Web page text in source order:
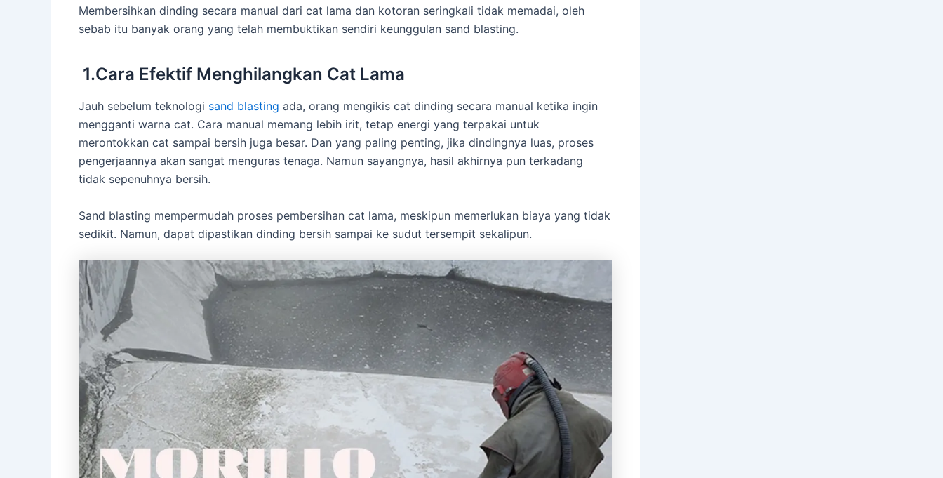
Membersihkan dinding secara manual dari cat lama dan kotoran seringkali tidak memadai, oleh
sebab itu banyak orang yang telah membuktikan sendiri keunggulan sand blasting.
1.Cara Efektif Menghilangkan Cat Lama
Jauh sebelum teknologi sand blasting ada, orang mengikis cat dinding secara manual ketika ingin
mengganti warna cat. Cara manual memang lebih irit, tetap energi yang terpakai untuk
merontokkan cat sampai bersih juga besar. Dan yang paling penting, jika dindingnya luas, proses
pengerjaannya akan sangat menguras tenaga. Namun sayangnya, hasil akhirnya pun terkadang
tidak sepenuhnya bersih.
Sand blasting mempermudah proses pembersihan cat lama, meskipun memerlukan biaya yang tidak
sedikit. Namun, dapat dipastikan dinding bersih sampai ke sudut tersempit sekalipun.